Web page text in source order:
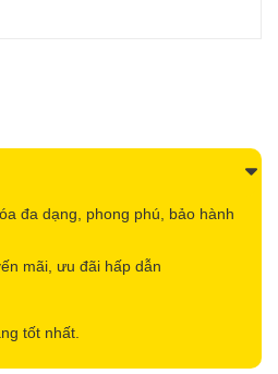
đa dạng, phong phú, bảo hành
mãi, ưu đãi hấp dẫn
tốt nhất.